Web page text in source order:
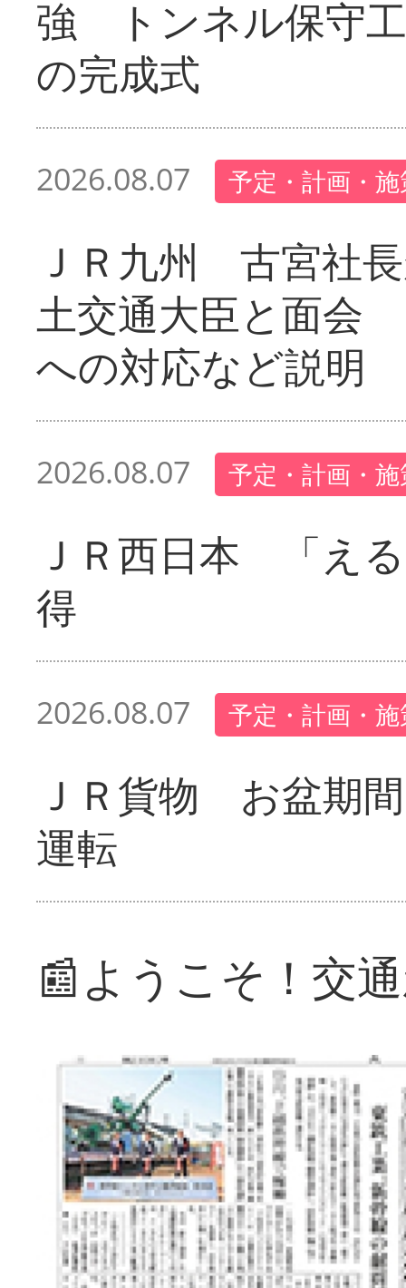
強 トンネル保守
の完成式
2026.08.07 予定・計画・
ＪＲ九州 古宮社
土交通大臣と面会
への対応など説明
2026.08.07 予定・計画・
ＪＲ西日本 「え
得
2026.08.07 予定・計画・
ＪＲ貨物 お盆期
運転
📰ようこそ！交